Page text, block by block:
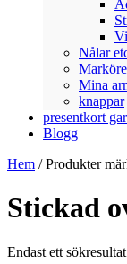
Nålar
Mina
knappar
presentkort
Blogg
Hem / Produkter
Stickad
Endast ett sökresultat